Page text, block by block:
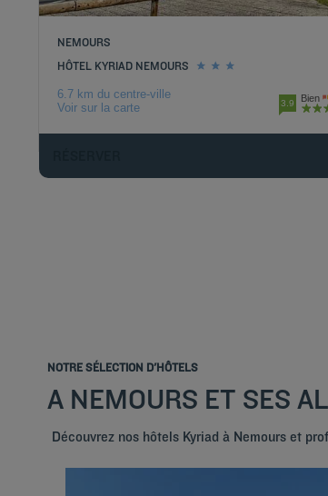
NEMOURS
HÔTEL KYRIAD NEMOURS
6.7 km du centre-ville
Voir sur la carte
3.9 Bien
NOTRE SÉLECTION D'HÔTELS
A NEMOURS ET SES
Découvrez nos hôtels Kyriad à Nemours et